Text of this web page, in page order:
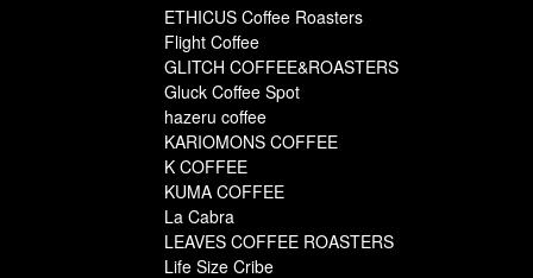
ETHICUS Coffee Roasters
Flight Coffee
GLITCH COFFEE&ROASTERS
Gluck Coffee Spot
hazeru coffee
KARIOMONS COFFEE
K COFFEE
KUMA COFFEE
La Cabra
LEAVES COFFEE ROASTERS
Life Size Cribe